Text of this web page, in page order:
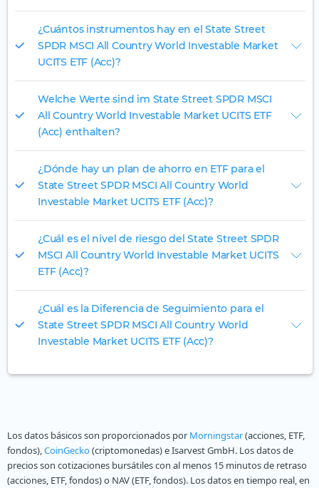
¿Cuántos instrumentos hay en el State Street
SPDR MSCI All Country World Investable Market
UCITS ETF (Acc)?
Welche Werte sind im State Street SPDR MSCI
All Country World Investable Market UCITS ETF
(Acc) enthalten?
¿Dónde hay un plan de ahorro en ETF para el
State Street SPDR MSCI All Country World
Investable Market UCITS ETF (Acc)?
¿Cuál es el nivel de riesgo del State Street SPDR
MSCI All Country World Investable Market UCITS
ETF (Acc)?
¿Cuál es la Diferencia de Seguimiento para el
State Street SPDR MSCI All Country World
Investable Market UCITS ETF (Acc)?
Los datos básicos son proporcionados por Morningstar(acciones, ETF,
fondos),CoinGecko(criptomonedas) e Isarvest GmbH. Los datos de
precios son cotizaciones bursátiles con al menos 15 minutos de retraso
(acciones, ETF, fondos) o NAV (ETF, fondos). Los datos en tiempo real, en